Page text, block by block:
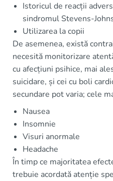
Istoricul de reacții
sindromul Stevens-
Utilizarea la copii
De asemenea, există
necesită monitorizare
cu afecțiuni psihice, mai
suicidare, și cei cu boli
secundare pot varia; cele
Nausea
Insomnie
Visuri anormale
Headache
În timp ce majoritatea
trebuie acordată atenție